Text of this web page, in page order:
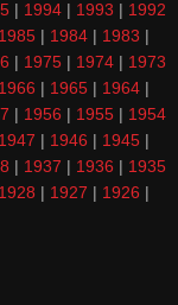
| 1994 | 1993 | 1992
1985 | 1984 | 1983 |
| 1975 | 1974 | 1973
1966 | 1965 | 1964 |
| 1956 | 1955 | 1954
1947 | 1946 | 1945 |
| 1937 | 1936 | 1935
1928 | 1927 | 1926 |